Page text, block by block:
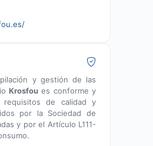
y gestión de las
Krosfou es conforme y
de calidad y
por la Sociedad de
y por el Artículo L111-